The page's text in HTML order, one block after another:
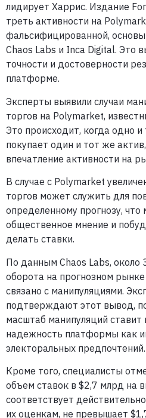
лидирует Харрис. Издание
треть активности на
фальсифицированной,
Chaos Labs и Inca Digital. Это
точности и достоверности
платформе.
Эксперты выявили случаи
торгов на Polymarket,
Это происходит, когда одно
покупает один и тот же
впечатление активности на
В случае с Polymarket
торгов может служить для
определенному прогнозу,
общественное мнение и
делать ставки.
По данным Chaos Labs, около
оборота на прогнозном
связано с манипуляциями.
подтверждают этот вывод,
масштаб манипуляций ставит
надежность платформы как
электоральных предпочтений.
Кроме того, специалисты
объем ставок в $2,7 млрд на
соответствует
их оценкам, не превышает